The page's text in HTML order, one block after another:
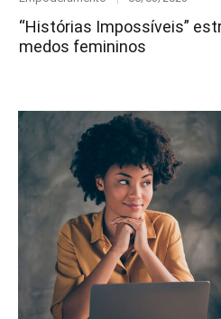
“Histórias Impossíveis”
medos femininos